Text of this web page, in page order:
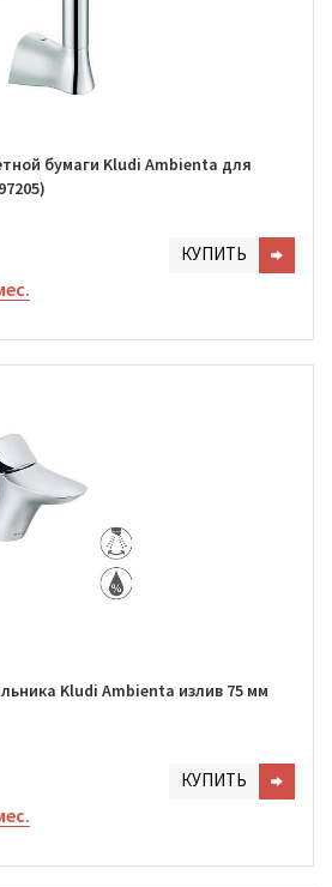
бумаги Kludi Ambienta для
КУПИТЬ
Kludi Ambienta излив 75 мм
КУПИТЬ